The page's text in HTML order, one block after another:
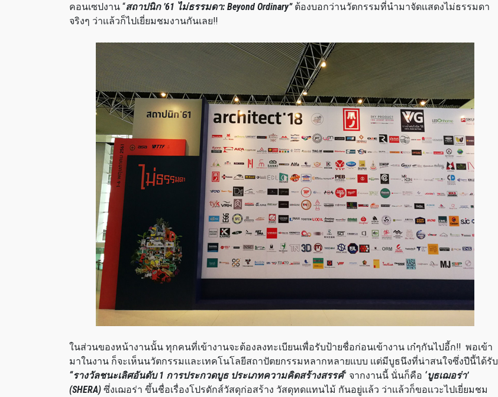
คอนเซปงาน “สถาปนิก ’61 ไม่ธรรมดา: Beyond Ordinary” ต้องบอกว่านวัตกรรมที่นำมาจัดเเสดงไม่ธรรมดา
จริงๆ ว่าเเล้วก็ไปเยี่ยมชมงานกันเลย!!
ในส่วนของหน้างานนั้น ทุกคนที่เข้างานจะต้องลงทะเบียนเพื่อรับป้ายชื่อก่อนเข้างาน เก๋ๆกันไปอี้ก!! พอเข้า
มาในงาน ก็จะเห็นนวัตกรรมเเละเทคโนโลยีสถาปัตยกรรมหลากหลายเเบบ เเต่มีบูธนึงที่น่าสนใจซึ่งปีนี้ได้รับ
“รางวัลชนะเลิศอันดับ 1 การประกวดบูธ ประเภทความคิดสร้างสรรค์” จากงานนี้ นั่นก็คือ ‘บูธเฌอร่า’
(SHERA) ซึ่งเฌอร่า ขึ้นชื่อเรื่องโปรดักส์วัสดุก่อสร้าง วัสดุทดแทนไม้ กันอยู่เเล้ว ว่าเเล้วก็ขอเเวะไปเยี่ยมชม